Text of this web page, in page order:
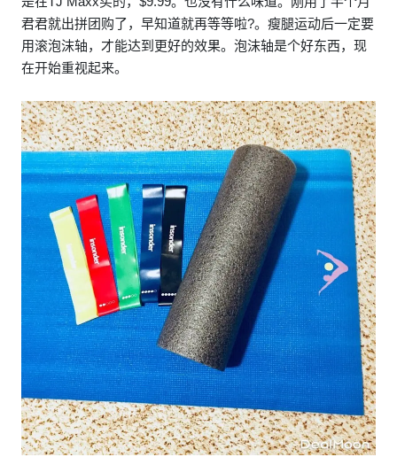
君君就出拼团购了，早知道就再等等啦?。瘦腿运动后一定要
用滚泡沫轴，才能达到更好的效果。泡沫轴是个好东西，现
在开始重视起来。